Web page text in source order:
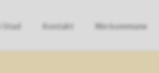
Stad Kontakt Min kommune